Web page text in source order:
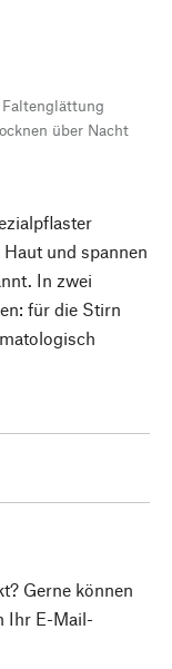
über Nacht
und spannen
In zwei
für die Stirn
Gerne können
Ihr E-Mail-